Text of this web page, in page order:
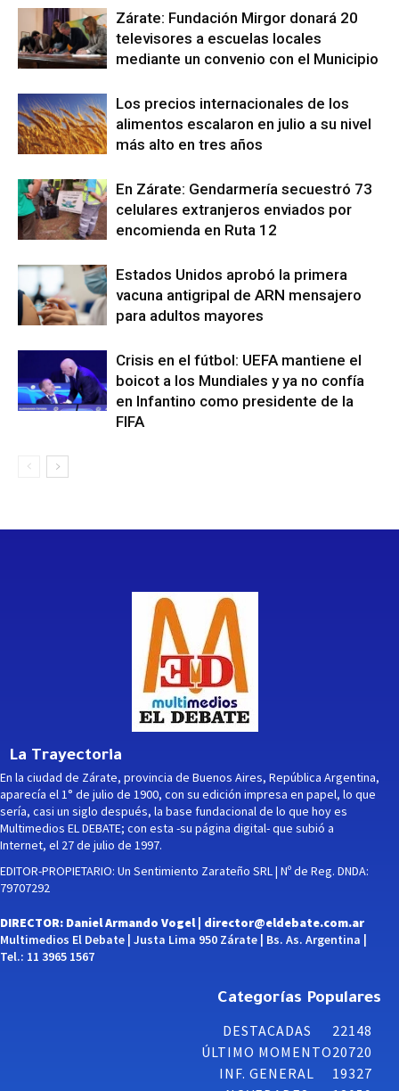
Zárate: Fundación Mirgor donará 20
televisores a escuelas locales
mediante un convenio con el Municipio
Los precios internacionales de los
alimentos escalaron en julio a su nivel
más alto en tres años
En Zárate: Gendarmería secuestró 73
celulares extranjeros enviados por
encomienda en Ruta 12
Estados Unidos aprobó la primera
vacuna antigripal de ARN mensajero
para adultos mayores
Crisis en el fútbol: UEFA mantiene el
boicot a los Mundiales y ya no confía
en Infantino como presidente de la
FIFA
La Trayectoria
En la ciudad de Zárate, provincia de Buenos Aires, República Argentina,
aparecía el 1° de julio de 1900, con su edición impresa en papel, lo que
sería, casi un siglo después, la base fundacional de lo que hoy es
Multimedios EL DEBATE; con esta -su página digital- que subió a
Internet, el 27 de julio de 1997.
EDITOR-PROPIETARIO: Un Sentimiento Zarateño SRL | Nº de Reg. DNDA:
79707292
DIRECTOR: Daniel Armando Vogel | director@eldebate.com.ar
Multimedios El Debate | Justa Lima 950 Zárate | Bs. As. Argentina |
Tel.: 11 3965 1567
Categorías Populares
DESTACADAS
22148
ÚLTIMO MOMENTO20720
INF. GENERAL
19327